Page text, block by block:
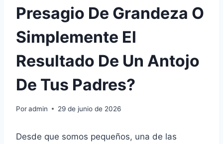
Presagio De Grandeza O
Simplemente El
Resultado De Un Antojo
De Tus Padres?
Poradmin 29 de junio de 2026
Desde que somos pequeños, una de las